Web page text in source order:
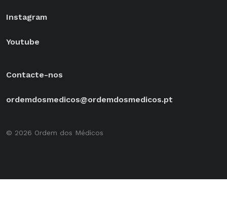
Instagram
Youtube
Contacte-nos
ordemdosmedicos@ordemdosmedicos.pt
© 2026 Ordem dos Médicos